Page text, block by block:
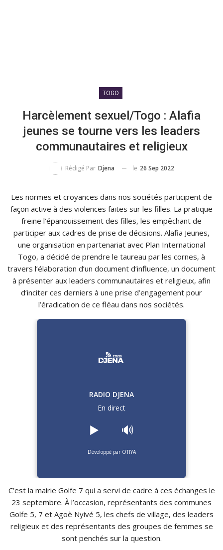
TOGO
Harcèlement sexuel/Togo : Alafia
jeunes se tourne vers les leaders
communautaires et religieux
Rédigé Par Djena le 26 Sep 2022
Les normes et croyances dans nos sociétés participent de
façon active à des violences faites sur les filles. La pratique
freine l’épanouissement des filles, les empêchant de
participer aux cadres de prise de décisions. Alafia Jeunes,
une organisation en partenariat avec Plan International
Togo, a décidé de prendre le taureau par les cornes, à
travers l’élaboration d’un document d’influence, un document
à présenter aux leaders communautaires et religieux, afin
d’inciter ces derniers à une prise d’engagement pour
l’éradication de ce fléau dans nos sociétés.
RADIO DJENA
En direct
▶️ 🔊
Développé par OTIYA
C’est la mairie Golfe 7 qui a servi de cadre à ces échanges le
23 septembre. À l’occasion, représentants des communes
Golfe 5, 7 et Agoè Nyivé 5, les chefs de village, des leaders
religieux et des représentants des groupes de femmes se
sont penchés sur la question.